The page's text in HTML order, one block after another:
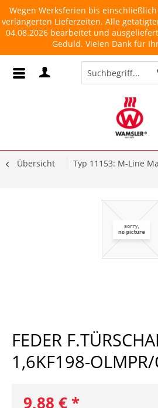
Wegen Werksferien bis
verlängerten Lieferzeiten. Alle
04.08.2026 bearbeitet und
Geduld. Vielen Dank für
Übersicht Typ 11153: M-Line
FEDER
1,6KF198-OLMPR/
9,88 € *